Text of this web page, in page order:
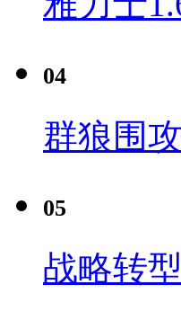
04
群狼围
05
战略转